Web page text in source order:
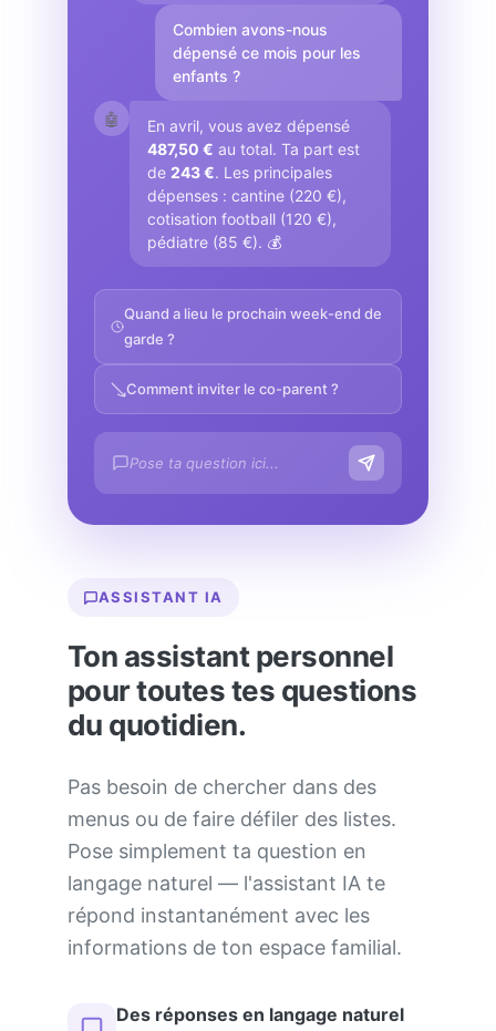
Combien avons-nous
dépensé ce mois pour les
enfants ?
🤖
En avril, vous avez dépensé
487,50 € au total. Ta part est
de 243 €. Les principales
dépenses : cantine (220 €),
cotisation football (120 €),
pédiatre (85 €). 💰
Quand a lieu le prochain week-end de
garde ?
Comment inviter le co-parent ?
Pose ta question ici...
ASSISTANT IA
Ton assistant personnel
pour toutes tes questions
du quotidien.
Pas besoin de chercher dans des
menus ou de faire défiler des listes.
Pose simplement ta question en
langage naturel — l'assistant IA te
répond instantanément avec les
informations de ton espace familial.
Des réponses en langage naturel